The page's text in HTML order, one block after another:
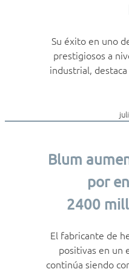
Su éxito en uno
prestigiosos a
industrial,
Blum
por
2400
El fabricante de
positivas en un
continúa siendo